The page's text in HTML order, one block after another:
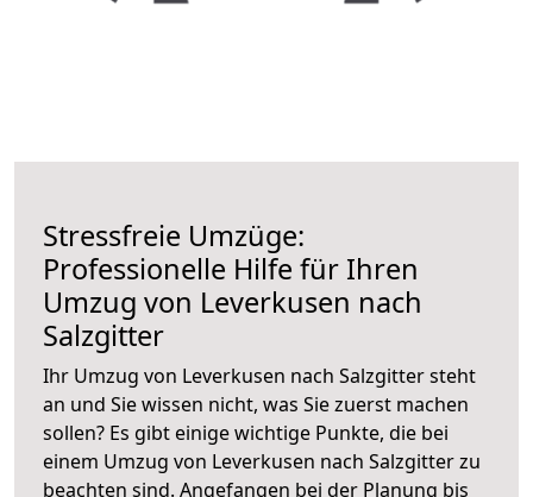
Stressfreie Umzüge:
Professionelle Hilfe für Ihren
Umzug von Leverkusen nach
Salzgitter
Ihr Umzug von Leverkusen nach Salzgitter steht
an und Sie wissen nicht, was Sie zuerst machen
sollen? Es gibt einige wichtige Punkte, die bei
einem Umzug von Leverkusen nach Salzgitter zu
beachten sind. Angefangen bei der Planung bis